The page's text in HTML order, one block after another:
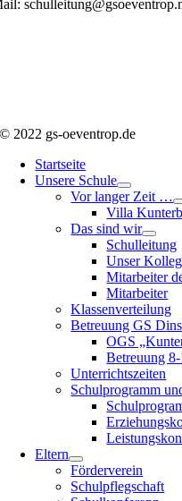
© 2022 gs-oeventrop.de
Startseite
Unsere Schule
Vor langer Zeit …
Villa
Das sind wir
Schulleitung
Unser
Mitarbeiter
Mitarbeiter
Klassenverteilung
Betreuung GS
OGS
Betreuung
Unterrichtszeiten
Schulprogramm
Eltern
Förderverein
Schulpflegschaft